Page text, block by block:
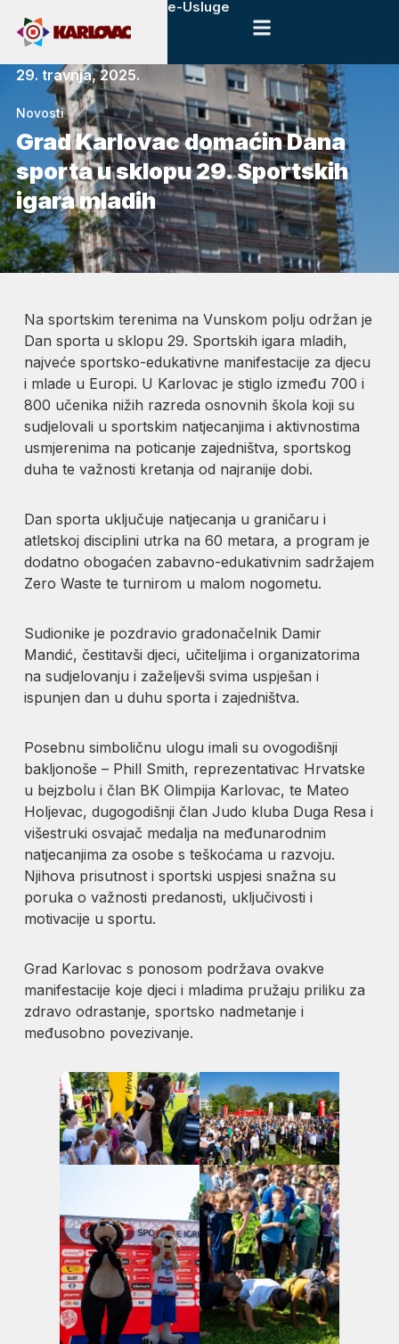
e-Usluge
29. travnja, 2025.
Novosti
Grad Karlovac domaćin Dana
sporta u sklopu 29. Sportskih
igara mladih
Na sportskim terenima na Vunskom polju održan je
Dan sporta u sklopu 29. Sportskih igara mladih,
najveće sportsko-edukativne manifestacije za djecu
i mlade u Europi. U Karlovac je stiglo između 700 i
800 učenika nižih razreda osnovnih škola koji su
sudjelovali u sportskim natjecanjima i aktivnostima
usmjerenima na poticanje zajedništva, sportskog
duha te važnosti kretanja od najranije dobi.
Dan sporta uključuje natjecanja u graničaru i
atletskoj disciplini utrka na 60 metara, a program je
dodatno obogaćen zabavno-edukativnim sadržajem
Zero Waste te turnirom u malom nogometu.
Sudionike je pozdravio gradonačelnik Damir
Mandić, čestitavši djeci, učiteljima i organizatorima
na sudjelovanju i zaželjevši svima uspješan i
ispunjen dan u duhu sporta i zajedništva.
Posebnu simboličnu ulogu imali su ovogodišnji
bakljonoše – Phill Smith, reprezentativac Hrvatske
u bejzbolu i član BK Olimpija Karlovac, te Mateo
Holjevac, dugogodišnji član Judo kluba Duga Resa i
višestruki osvajač medalja na međunarodnim
natjecanjima za osobe s teškoćama u razvoju.
Njihova prisutnost i sportski uspjesi snažna su
poruka o važnosti predanosti, uključivosti i
motivacije u sportu.
Grad Karlovac s ponosom podržava ovakve
manifestacije koje djeci i mladima pružaju priliku za
zdravo odrastanje, sportsko nadmetanje i
međusobno povezivanje.